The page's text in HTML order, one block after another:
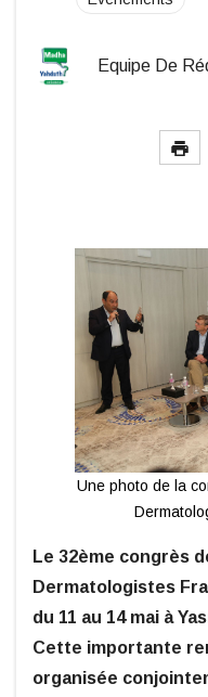
Equipe De
Une photo de la
Le 32ème congrès
Dermatologistes
du 11 au 14 mai à
Cette importante
organisée